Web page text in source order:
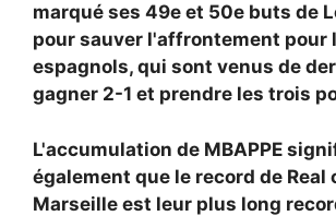
marqué ses 49e et 50e buts de
pour sauver l'affrontement pour
espagnols, qui sont venus de
gagner 2-1 et prendre les trois
L'accumulation de MBAPPE
également que le record de Real
Marseille est leur plus long